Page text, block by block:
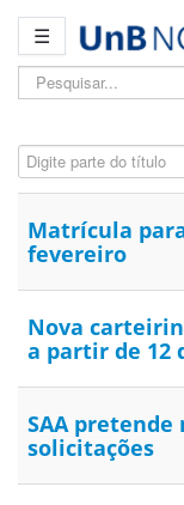
☰
Pesquisar...
Digite parte do título
Matrícula
fevereiro
Nova
a partir de 12
SAA pretende
solicitações